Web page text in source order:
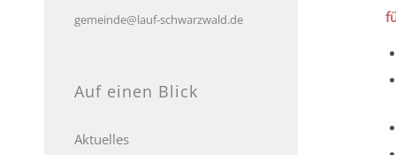
gemeinde@lauf-schwarzwald.de
Auf einen Blick
Aktuelles